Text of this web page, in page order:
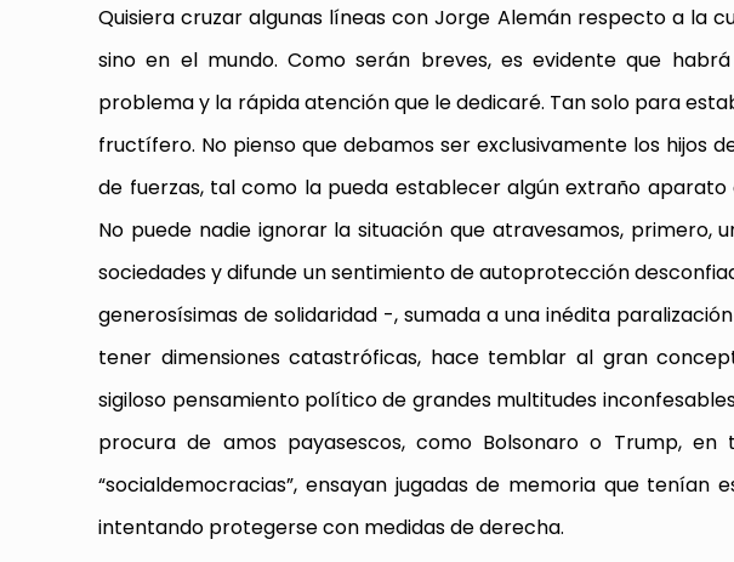
Quisiera cruzar algunas líneas con Jorge Alemán respecto a la
sino en el mundo. Como serán breves, es evidente que
problema y la rápida atención que le dedicaré. Tan solo para
fructífero. No pienso que debamos ser exclusivamente los hijos
de fuerzas, tal como la pueda establecer algún extraño aparato
No puede nadie ignorar la situación que atravesamos, primero,
sociedades y difunde un sentimiento de autoprotección
generosísimas de solidaridad -, sumada a una inédita
tener dimensiones catastróficas, hace temblar al gran
sigiloso pensamiento político de grandes multitudes
procura de amos payasescos, como Bolsonaro o Trump,
“socialdemocracias”, ensayan jugadas de memoria que tenían
intentando protegerse con medidas de derecha.